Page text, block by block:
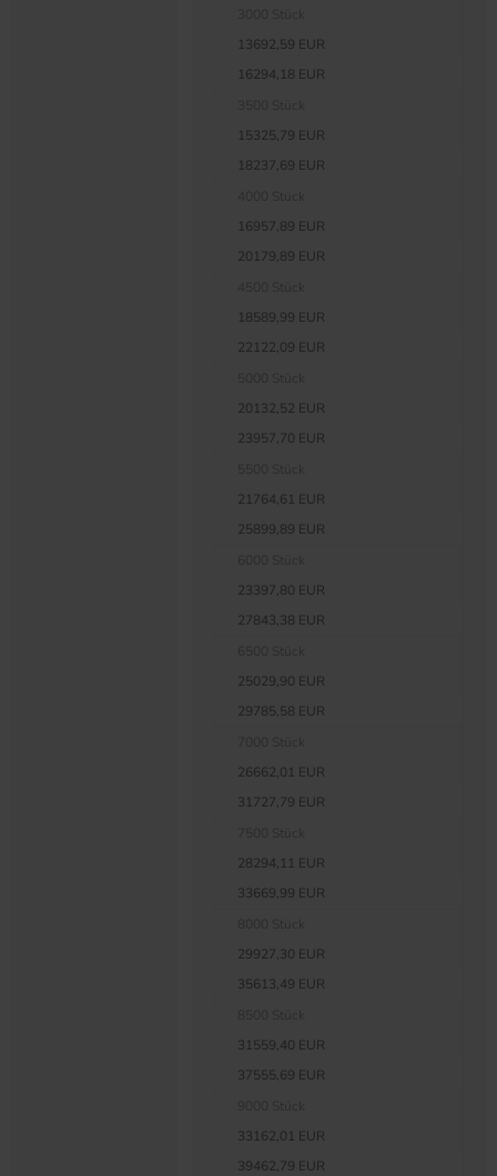
13692,59 EUR
16294,18 EUR
15325,79 EUR
18237,69 EUR
16957,89 EUR
20179,89 EUR
18589,99 EUR
22122,09 EUR
20132,52 EUR
23957,70 EUR
21764,61 EUR
25899,89 EUR
23397,80 EUR
27843,38 EUR
25029,90 EUR
29785,58 EUR
26662,01 EUR
31727,79 EUR
28294,11 EUR
33669,99 EUR
29927,30 EUR
35613,49 EUR
31559,40 EUR
37555,69 EUR
33162,01 EUR
39462,79 EUR